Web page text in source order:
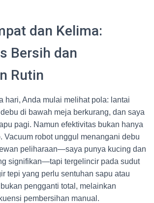
dan Kelima:
Bersih dan
Rutin
hari, Anda mulai melihat pola: lantai
di bawah meja berkurang, dan saya
pagi. Namun efektivitas bukan hanya
Vacuum robot unggul menangani debu
peliharaan—saya punya kucing dan
signifikan—tapi tergelincir pada sudut
tepi yang perlu sentuhan sapu atau
pengganti total, melainkan
pembersihan manual.